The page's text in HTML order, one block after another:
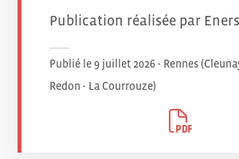
Publication réalisée par
Publié le 9 juillet 2026 - Rennes
Redon - La Courrouze)